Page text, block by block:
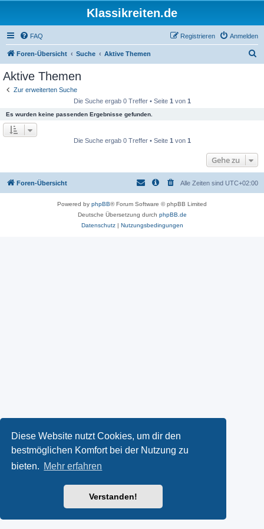
Diese Website nutzt Cookies, um dir den
bestmöglichen Komfort bei der Nutzung zu
bieten. Mehr erfahren
Verstanden!
Klassikreiten.de
FAQ Anmelden
Registrieren
Foren-Übersicht Suche Aktive Themen
Aktive Themen
Zur erweiterten Suche
Die Suche ergab 0 Treffer • Seite 1 von 1
Es wurden keine passenden Ergebnisse gefunden.
Die Suche ergab 0 Treffer • Seite 1 von 1
Gehe zu
Foren-Übersicht Alle Zeiten sind UTC+02:00
Powered by phpBB® Forum Software © phpBB Limited
Deutsche Übersetzung durch phpBB.de
Datenschutz| Nutzungsbedingungen